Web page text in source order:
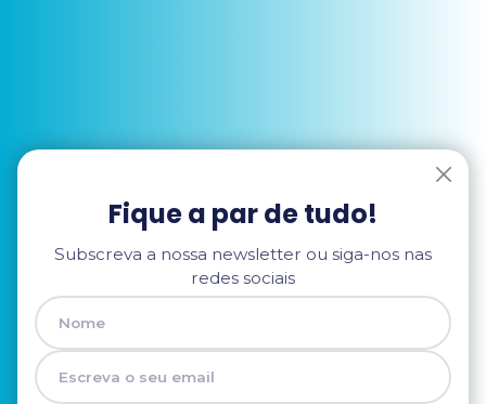
Fique a par de tudo!
Subscreva a nossa newsletter ou siga-nos nas
redes sociais